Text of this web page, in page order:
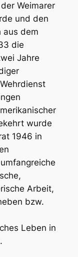
Weimarer
und den
aus dem
die
Jahre
wurde
1946 in
Arbeit,
bzw.
Leben in